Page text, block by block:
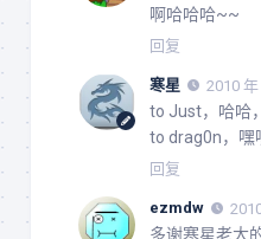
啊哈哈哈~~
回复
寒星 2010
to Just，哈哈
to drag0n，嘿
回复
ezmdw
多谢寒星老大